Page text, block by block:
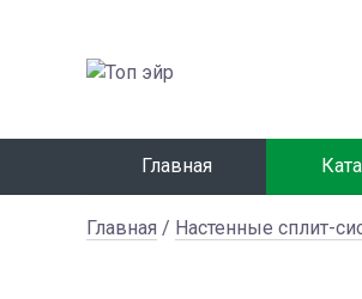
Главная
Главная / Настенные сплит-